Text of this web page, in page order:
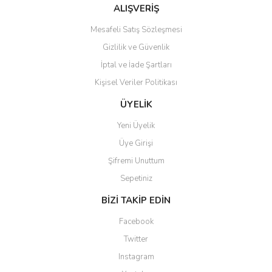
Bu ürüne benzer farklı alternatifler olmalı.
Gönder
ALIŞVERİŞ
Mesafeli Satış Sözleşmesi
Gizlilik ve Güvenlik
İptal ve İade Şartları
Kişisel Veriler Politikası
ÜYELİK
Yeni Üyelik
Üye Girişi
Şifremi Unuttum
Sepetiniz
BİZİ TAKİP EDİN
Facebook
Twitter
Instagram